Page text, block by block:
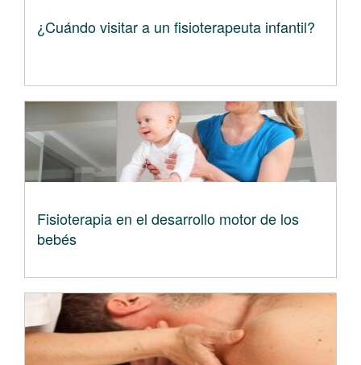
¿Cuándo visitar a un fisioterapeuta infantil?
Fisioterapia en el desarrollo motor de los
bebés